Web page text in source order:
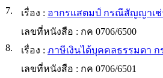
7.
เรื่อง : อากรแสตมป์ กรณีสัญญาเช่
เลขที่หนังสือ : กค 0706/6500
8.
เรื่อง : ภาษีเงินได้บุคคลธรรมดา
เลขที่หนังสือ : กค 0706/6501